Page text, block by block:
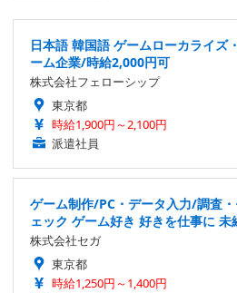
日本語 韓国語 ゲームローカライズ
ーム企業/時給2,000円可
株式会社フェローシップ
東京都
時給1,900円～2,100円
派遣社員
ゲーム制作/PC・データ入力/調査
ェック ゲーム好き 好きを仕事に 未
株式会社セガ
東京都
時給1,250円～1,400円